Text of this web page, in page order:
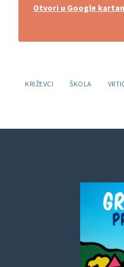
Otvori u Google
Oznake:
KRIŽEVCI ŠKOLA